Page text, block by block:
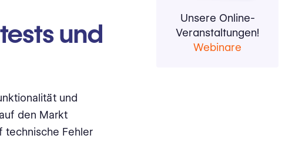
und
und
den Markt
technische Fehler
Unsere Online-
Veranstaltungen!
Webinare